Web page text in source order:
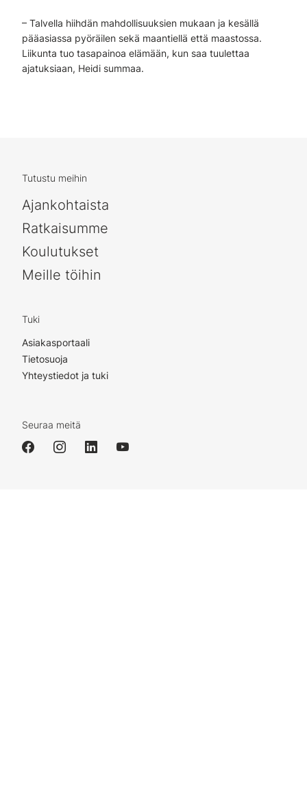
– Talvella hiihdän mahdollisuuksien mukaan ja kesällä
pääasiassa pyöräilen sekä maantiellä että maastossa.
Liikunta tuo tasapainoa elämään, kun saa tuulettaa
ajatuksiaan, Heidi summaa.
Tutustu meihin
Ajankohtaista
Ratkaisumme
Koulutukset
Meille töihin
Tuki
Asiakasportaali
Tietosuoja
Yhteystiedot ja tuki
Seuraa meitä